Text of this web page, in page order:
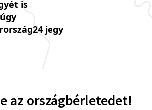
is
jegy
az országbérletedet!